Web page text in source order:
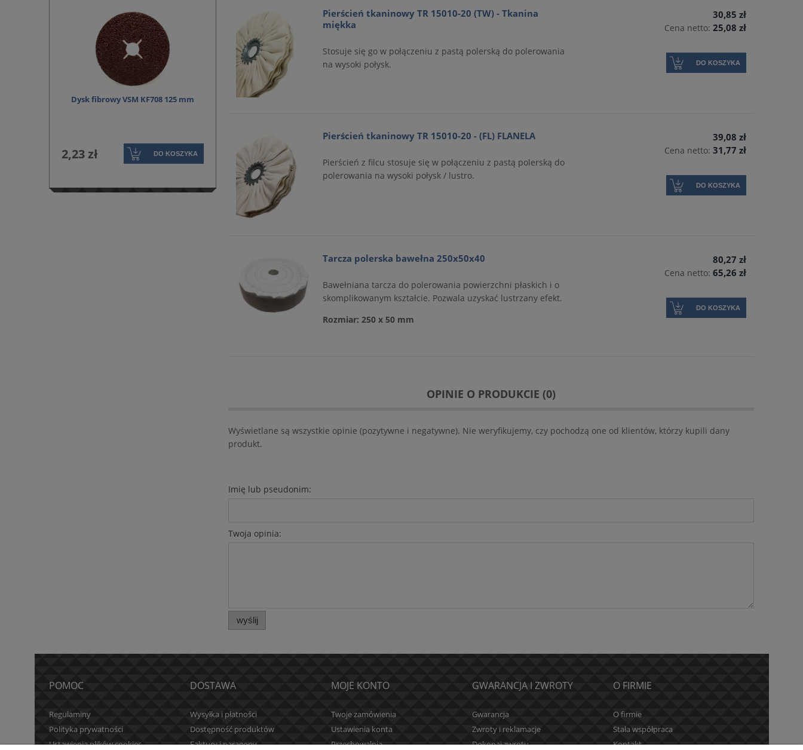
Dysk fibrowy VSM KF708 125 mm
2,23 zł DO KOSZYKA
Krążek ścierny 3M Xtract™ Cubitron II
2,84 zł
Cena regularna:
3,55 zł
Najniższa cena: 3,55 zł
DO KOSZYKA 3,17 zł
Pierścień tkaninowy TR 15010-20 (TW) - Tkanina
miękka
Stosuje się go w połączeniu z pastą polerską do polerowania
na wysoki połysk.
30,85 zł
Cena netto: 25,08 zł
DO KOSZYKA
Pierścień tkaninowy TR 15010-20 - (FL) FLANELA
Pierścień z filcu stosuje się w połączeniu z pastą polerską do
polerowania na wysoki połysk / lustro.
39,08 zł
Cena netto: 31,77 zł
DO KOSZYKA
Tarcza polerska bawełna 250x50x40
Bawełniana tarcza do polerowania powierzchni płaskich i o
skomplikowanym kształcie. Pozwala uzyskać lustrzany efekt.
Rozmiar: 250 x 50 mm
80,27 zł
Cena netto: 65,26 zł
DO KOSZYKA
OPINIE O PRODUKCIE (0)
Wyświetlane są wszystkie opinie (pozytywne i negatywne). Nie weryfikujemy, czy pochodzą one od klientów, którzy kupili dany
produkt.
Imię lub pseudonim:
Twoja opinia:
wyślij
POMOC
Regulaminy
Polityka prywatności
Ustawienia plików cookies
DOSTAWA
Wysyłka i płatności
Dostępność produktów
Faktury i paragony
MOJE KONTO
Twoje zamówienia
Ustawienia konta
Przechowalnia
GWARANCJA I ZWROTY
Gwarancja
Zwroty i reklamacje
Dokonaj zwrotu
O FIRMIE
O firmie
Stała współpraca
Kontakt